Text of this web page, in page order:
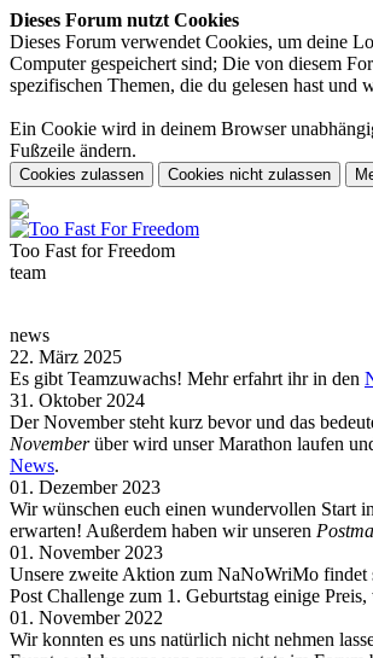
Dieses Forum nutzt Cookies
Dieses Forum verwendet Cookies, um deine
Computer gespeichert sind; Die von diesem
spezifischen Themen, die du gelesen hast und
Ein Cookie wird in deinem Browser
Fußzeile ändern.
Too Fast forFreedom
team
news
22. März 2025
Es gibt Teamzuwachs! Mehr erfahrt ihr in den
31. Oktober 2024
Der November steht kurz bevor und das
Novemberüber wird unser Marathon laufen
News.
01. Dezember 2023
Wir wünschen euch einen wundervollen Start
erwarten! Außerdem haben wir unseren
01. November 2023
Unsere zweite Aktion zum NaNoWriMo findet
Post Challenge zum 1. Geburtstag einige
01. November 2022
Wir konnten es uns natürlich nicht nehmen